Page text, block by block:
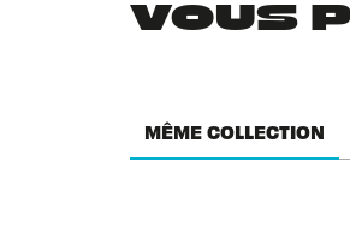
VOUS
MÊME COLLECTION